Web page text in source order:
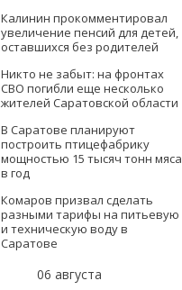
Калинин прокомментировал
увеличение пенсий для детей,
оставшихся без родителей
Никто не забыт: на фронтах
СВО погибли еще несколько
жителей Саратовской области
В Саратове планируют
построить птицефабрику
мощностью 15 тысяч тонн мяса
в год
Комаров призвал сделать
разными тарифы на питьевую
и техническую воду в
Саратове
06 августа